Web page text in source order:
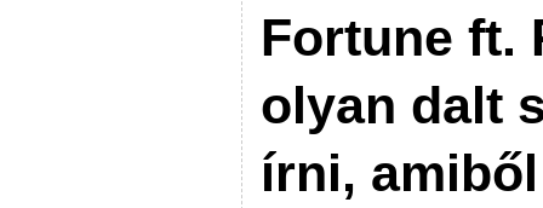
Fortune ft.
olyan dalt
írni,